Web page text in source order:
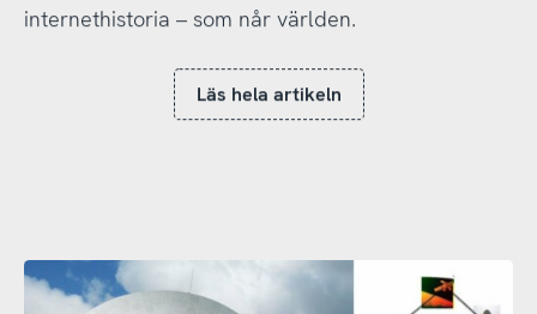
internethistoria – som når världen.
Läs hela artikeln